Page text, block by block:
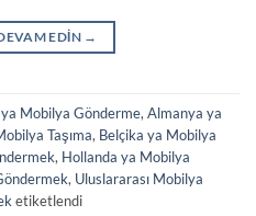
EDIN →
Mobilya Gönderme, Almanya ya
Taşıma, Belçika ya Mobilya
, Hollanda ya Mobilya
, Uluslararası Mobilya
etiketlendi